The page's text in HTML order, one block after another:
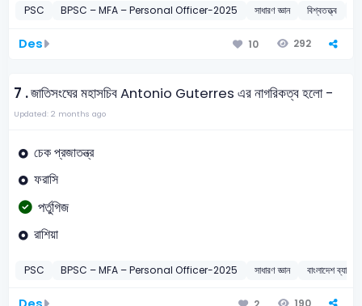
PSC BPSC – MFA – Personal Officer-2025 সাধারণ জ্ঞান বিশ্বতত্ত্ব
Des 10 292
7 .জাতিসংঘের মহাসচিব Antonio Guterres এর নাগরিকত্ব হলো -
Updated: 2 months ago
চেক প্রজাতন্ত্র
ফরাসি
পর্তুগিজ
রাশিয়া
PSC BPSC – MFA – Personal Officer-2025 সাধারণ জ্ঞান বাংলাদেশ
190